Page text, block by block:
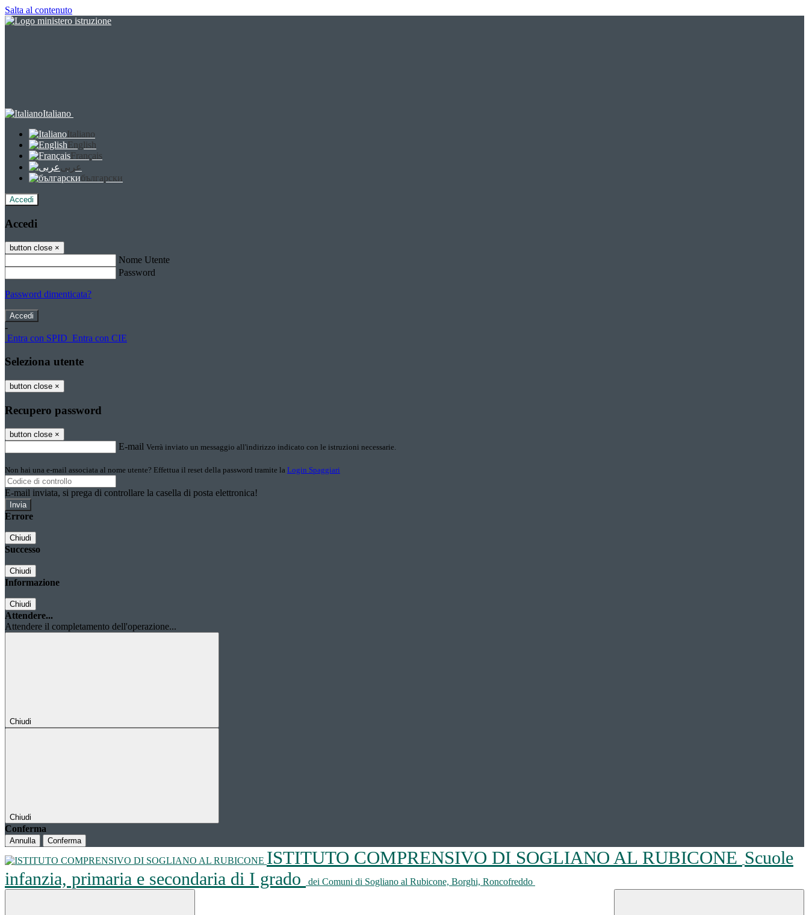
Salta al contenuto
Italiano
Italiano
English
Français
عربى
български
Accedi
Accedi
button close ×
Nome Utente
Password
Password dimenticata?
-
Entra con SPID Entra con CIE
Seleziona utente
button close ×
Recupero password
button close ×
E-mail Verrà inviato un messaggio all'indirizzo indicato con le istruzioni necessarie.
Non hai una e-mail associata al nome utente? Effettua il reset della password tramite la Login Spaggiari
E-mail inviata, si prega di controllare la casella di posta elettronica!
Errore
Chiudi
Successo
Chiudi
Informazione
Chiudi
Attendere...
Attendere il completamento dell'operazione...
Chiudi
Chiudi
Conferma
Annulla Conferma
ISTITUTO COMPRENSIVO DI SOGLIANO AL RUBICONE Scuole
infanzia, primaria e secondaria di I grado
dei Comuni di Sogliano al Rubicone, Borghi, Roncofreddo